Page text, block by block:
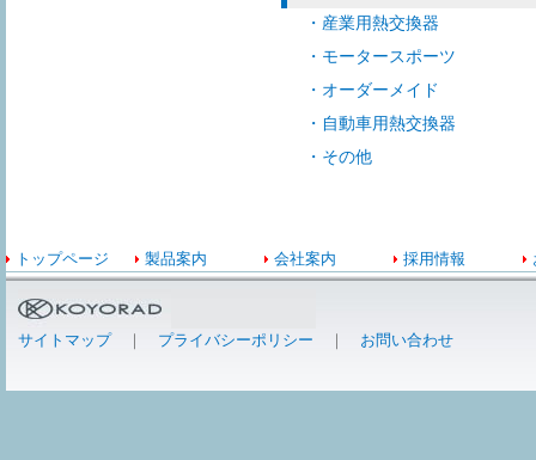
・産業用熱交換器
・モータースポーツ
・オーダーメイド
・自動車用熱交換器
・その他
トップページ 製品案内 会社案内 採用情報
サイトマップ ｜ プライバシーポリシー ｜ お問い合わせ